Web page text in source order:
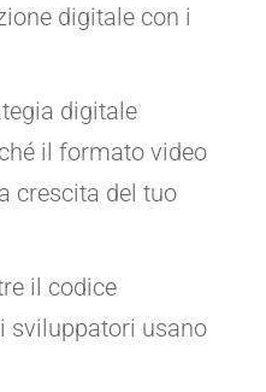
digitale con i
digitale
il formato video
crescita del tuo
il codice
sviluppatori usano